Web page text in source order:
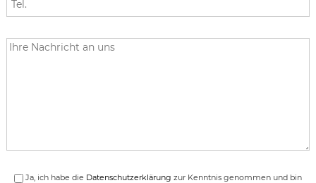
Ja, ich habe die Datenschutzerklärung zur Kenntnis genommen und bin